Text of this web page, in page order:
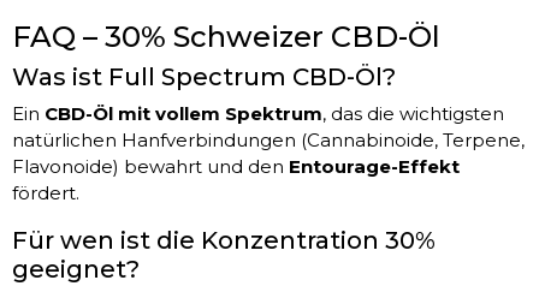
FAQ – 30% Schweizer CBD-Öl
Was ist Full Spectrum CBD-Öl?
Ein CBD-Öl mit vollem Spektrum, das die wichtigsten
natürlichen Hanfverbindungen (Cannabinoide, Terpene,
Flavonoide) bewahrt und den Entourage-Effekt
fördert.
Für wen ist die Konzentration 30%
geeignet?